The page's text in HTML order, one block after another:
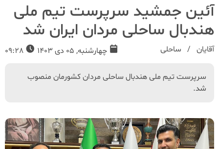
آئین جمشید سرپرست تیم ملی
هندبال ساحلی مردان ایران شد
آقایان ساحلی چهارشنبه, 05 دی 1403
سرپرست تیم ملی هندبال ساحلی مردان کشورمان منصوب
شد.